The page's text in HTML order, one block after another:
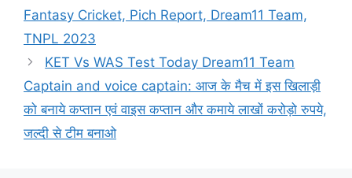
Fantasy Cricket, Pich Report, Dream11 Team,
TNPL 2023
KET Vs WAS Test Today Dream11 Team
Captain and voice captain: आज के मैच में इस खिलाड़ी
को बनाये कप्तान एवं वाइस कप्तान और कमाये लाखों करोड़ो रुपये,
जल्दी से टीम बनाओ